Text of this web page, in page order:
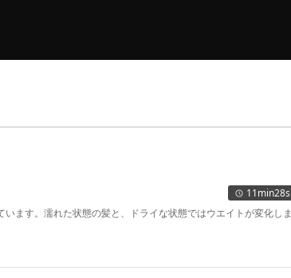
11min28s
ます。濡れた状態の髪と、ドライな状態ではウエイトが変化しま